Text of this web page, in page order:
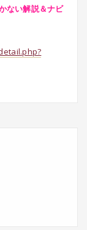
ない解説＆ナビ